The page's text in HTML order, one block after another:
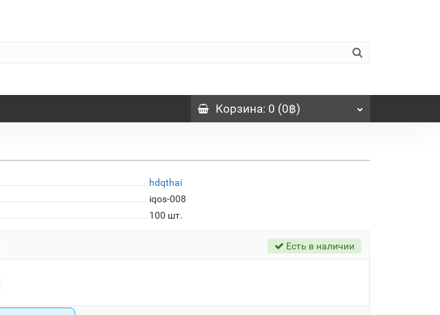
Корзина: 0 (0฿)
hdqthai
iqos-008
100 шт.
Есть в наличии